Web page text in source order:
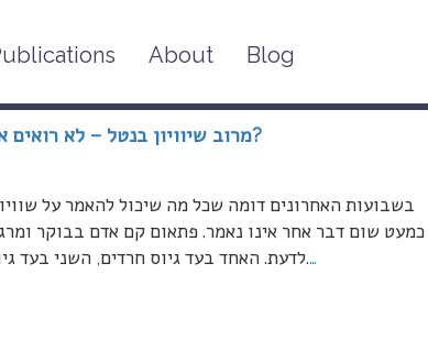
About Blog
מרוב שיוויון בנטל – לא רואים את השוויון. או: איפה הנשים החרדיות בסיפור הזה?
בשבועות האחרונים דומה שכל מה שיכול להאמר על
כמעט שום דבר אחר אינו נאמר. פתאום קם אדם בבוקר
לדעת. האחד בעד גיוס חרדים, השני בעד גיוסם לשירות אזרחי והשלישי בעד גיוסם – רק מגיל 22.…